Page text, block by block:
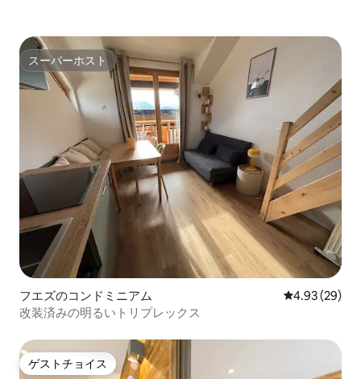
スーパーホスト
スーパーホスト
フエズのコンドミニアム レビュー29
4.93 (29)
改装済みの明るいトリプレックス
ゲストチョイス
ゲストチョイス